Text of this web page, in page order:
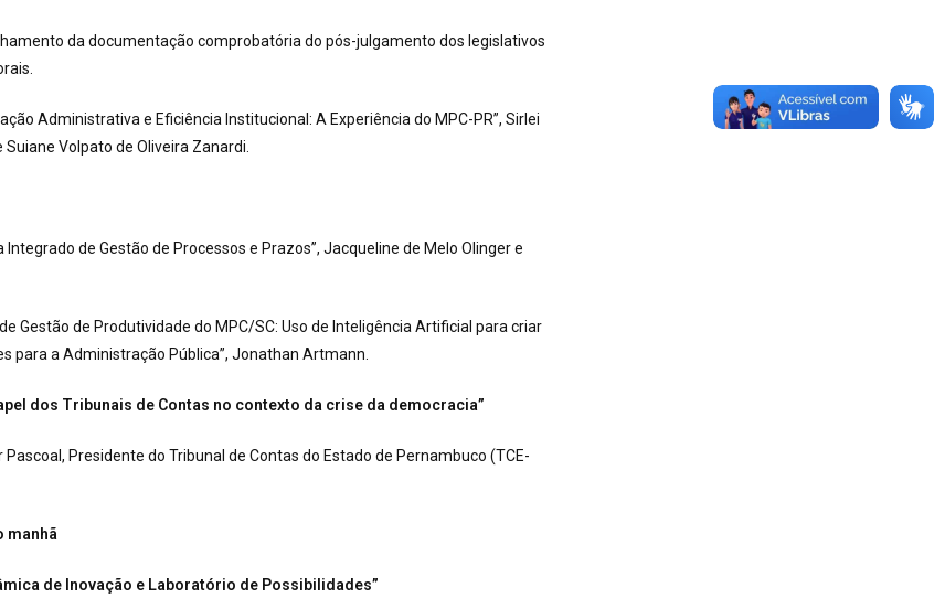
da documentação comprobatória do pós-julgamento dos legislativos
Administrativa e Eficiência Institucional: A Experiência do MPC-PR”, Sirlei
Volpato de Oliveira Zanardi.
Integrado de Gestão de Processos e Prazos”, Jacqueline de Melo Olinger e
Gestão de Produtividade do MPC/SC: Uso de Inteligência Artificial para criar
para a Administração Pública”, Jonathan Artmann.
dos Tribunais de Contas no contexto da crise da democracia”
Pascoal, Presidente do Tribunal de Contas do Estado de Pernambuco (TCE-
manhã
de Inovação e Laboratório de Possibilidades”